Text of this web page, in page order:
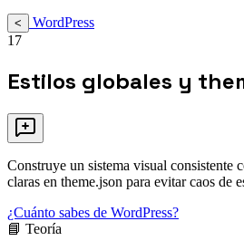
<
WordPress
17
Estilos globales y
Construye un sistema visual consistente
claras en theme.json para evitar caos de
¿Cuánto sabes de WordPress?
📘 Teoría